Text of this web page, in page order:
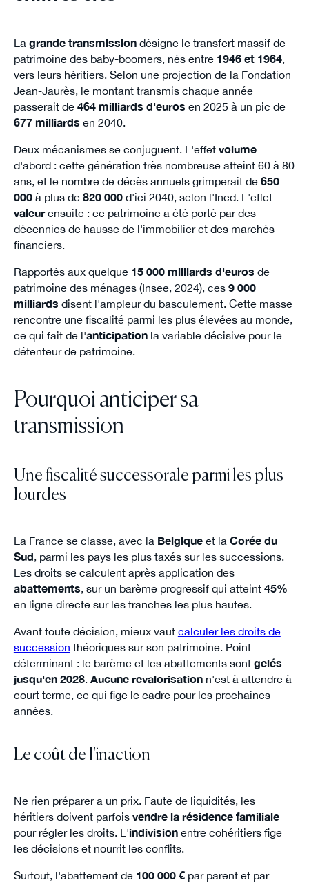
La grande transmissiondésigne le transfert massif de
patrimoine des baby-boomers, nés entre 1946 et 1964,
vers leurs héritiers. Selon une projection de la Fondation
Jean-Jaurès, le montant transmis chaque année
passerait de 464 milliards d'euros en 2025 à un pic de
677 milliards en 2040.
Deux mécanismes se conjuguent. L'effet volume
d'abord : cette génération très nombreuse atteint 60 à 80
ans, et le nombre de décès annuels grimperait de 650
000à plus de 820 000d'ici 2040, selon l'Ined. L'effet
valeurensuite : ce patrimoine a été porté par des
décennies de hausse de l'immobilier et des marchés
financiers.
Rapportés aux quelque 15 000 milliards d'euros de
patrimoine des ménages (Insee, 2024), ces 9 000
milliards disent l'ampleur du basculement. Cette masse
rencontre une fiscalité parmi les plus élevées au monde,
ce qui fait de l'anticipationla variable décisive pour le
détenteur de patrimoine.
Pourquoi anticiper sa
transmission
Une fiscalité successorale parmi les plus
lourdes
La France se classe, avec la Belgiqueet la Corée du
Sud, parmi les pays les plus taxés sur les successions.
Les droits se calculent après application des
abattements, sur un barème progressif qui atteint 45%
en ligne directe sur les tranches les plus hautes.
Avant toute décision, mieux vaut calculer les droits de
succession théoriques sur son patrimoine. Point
déterminant : le barème et les abattements sont gelés
jusqu'en 2028. Aucune revalorisationn'est à attendre à
court terme, ce qui fige le cadre pour les prochaines
années.
Le coût de l'inaction
Ne rien préparer a un prix. Faute de liquidités, les
héritiers doivent parfois vendre la résidence familiale
pour régler les droits. L'indivisionentre cohéritiers fige
les décisions et nourrit les conflits.
Surtout, l'abattement de 100 000 €par parent et par